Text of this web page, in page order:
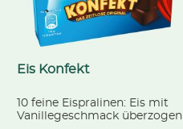
Eis Konfekt
10 feine Eispralinen: Eis mit
Vanillegeschmack überzogen